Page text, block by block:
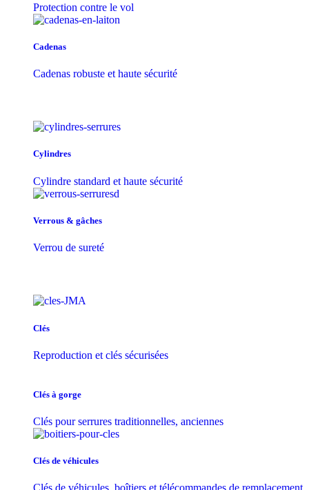
Protection contre le vol
Cadenas
Cadenas robuste et haute sécurité
Cylindres
Cylindre standard et haute sécurité
Verrous & gâches
Verrou de sureté
Clés
Reproduction et clés sécurisées
Clés à gorge
Clés pour serrures traditionnelles, anciennes
Clés de véhicules